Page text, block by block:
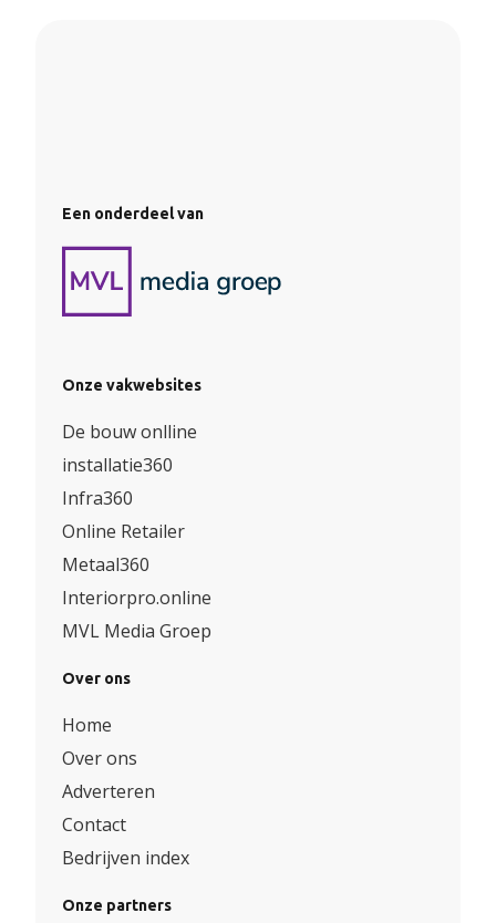
Een onderdeel van
Onze vakwebsites
De bouw onlline
installatie360
Infra360
Online Retailer
Metaal360
Interiorpro.online
MVL Media Groep
Over ons
Home
Over ons
Adverteren
Contact
Bedrijven index
Onze partners